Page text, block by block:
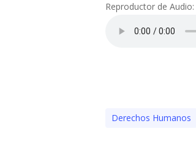
Reproductor de Audio:
Derechos Humanos